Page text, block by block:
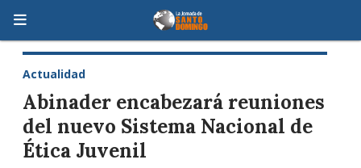
Abinader encabezará reuniones
del nuevo Sistema Nacional de
Ética Juvenil
Actualidad